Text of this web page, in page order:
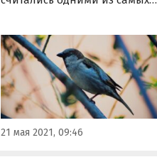
километров – это на 300
километров больше, чем
считалось ранее.
21 мая 2021, 09:46